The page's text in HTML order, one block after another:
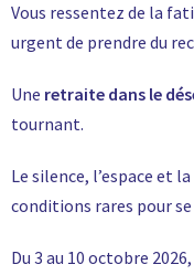
Vous ressentez de la
urgent de prendre du
Une retraite dans le
tournant.
Le silence, l’espace et
conditions rares pour
Du 3 au 10 octobre